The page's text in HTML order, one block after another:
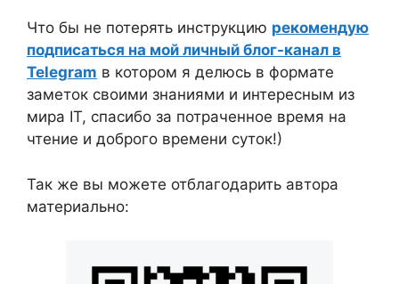
Что бы не потерять инструкцию рекомендую
подписаться на мой личный блог-канал в
Telegram в котором я делюсь в формате
заметок своими знаниями и интересным из
мира IT, спасибо за потраченное время на
чтение и доброго времени суток!)
Так же вы можете отблагодарить автора
материально: